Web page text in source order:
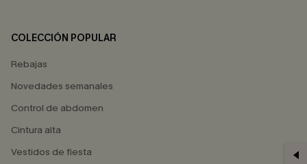
COLECCIÓN POPULAR
Rebajas
Novedades semanales
Control de abdomen
Cintura alta
Vestidos de fiesta